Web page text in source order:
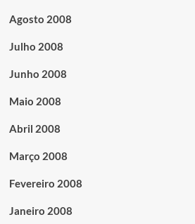
Agosto 2008
Julho 2008
Junho 2008
Maio 2008
Abril 2008
Março 2008
Fevereiro 2008
Janeiro 2008